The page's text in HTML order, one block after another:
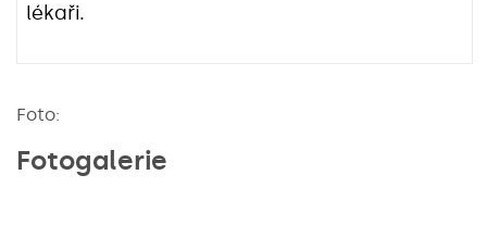
lékaři.
Foto:
Fotogalerie